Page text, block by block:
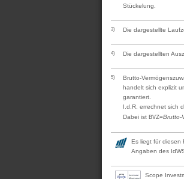
Stückelung.
3) Die dargestellte
4) Die dargestellten
5)
Brutto-
handelt sich explizit
garantiert.
I.d.R. errechnet sich
Dabei ist BVZ=Brutto-
Es liegt für diesen
Angaben des
Scope